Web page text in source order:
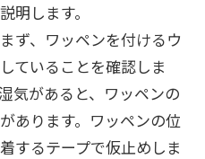
明します。
ず、ワッペンを付けるウ
ていることを確認しま
気があると、ワッペンの
あります。ワッペンの位
するテープで仮止めしま